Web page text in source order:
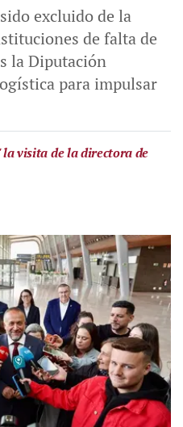
excluido de la
de falta de
la Diputación
para impulsar
la visita de la directora de